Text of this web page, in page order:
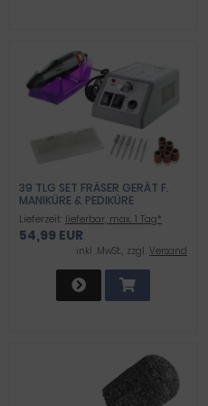
39 TLG SET FRÄSER GERÄT F.
MANIKÜRE & PEDIKÜRE
FUSSPFLEGE
Lieferzeit: lieferbar, max. 1 Tag*
54,99 EUR
inkl .MwSt., zzgl. Versand